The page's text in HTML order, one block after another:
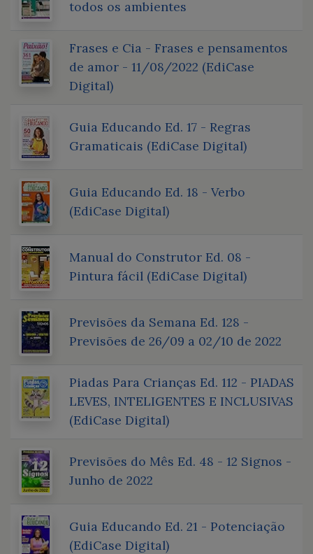
todos os ambientes
Frases e Cia - Frases e pensamentos
de amor - 11/08/2022 (EdiCase
Digital)
Guia Educando Ed. 17 - Regras
Gramaticais (EdiCase Digital)
Guia Educando Ed. 18 - Verbo
(EdiCase Digital)
Manual do Construtor Ed. 08 -
Pintura fácil (EdiCase Digital)
Previsões da Semana Ed. 128 -
Previsões de 26/09 a 02/10 de 2022
Piadas Para Crianças Ed. 112 - PIADAS
LEVES, INTELIGENTES E INCLUSIVAS
(EdiCase Digital)
Previsões do Mês Ed. 48 - 12 Signos -
Junho de 2022
Guia Educando Ed. 21 - Potenciação
(EdiCase Digital)